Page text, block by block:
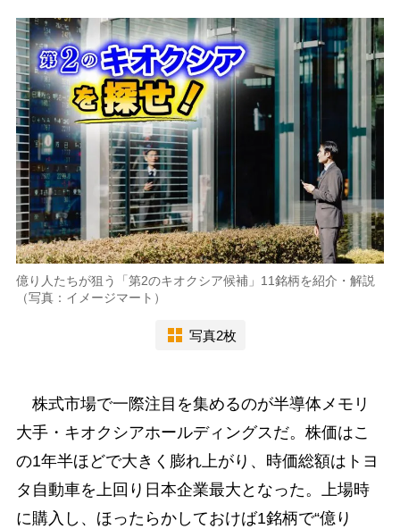
億り人たちが狙う「第2のキオクシア候補」11銘柄を紹介・解説
（写真：イメージマート）
写真2枚
株式市場で一際注目を集めるのが半導体メモリ
大手・キオクシアホールディングスだ。株価はこ
の1年半ほどで大きく膨れ上がり、時価総額はトヨ
タ自動車を上回り日本企業最大となった。上場時
に購入し、ほったらかしておけば1銘柄で“億り